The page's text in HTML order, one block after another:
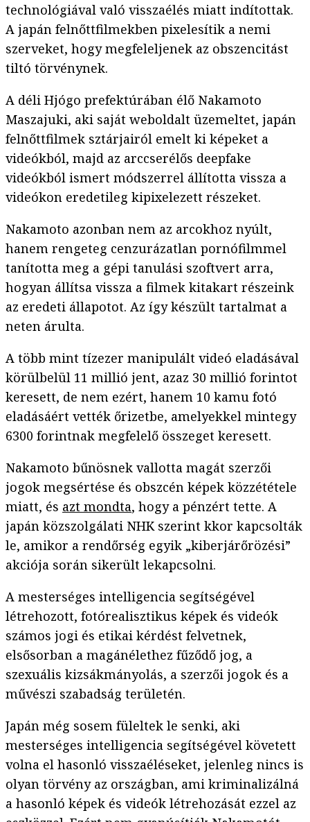
technológiával való visszaélés miatt indítottak.
A japán felnőttfilmekben pixelesítik a nemi
szerveket, hogy megfeleljenek az obszencitást
tiltó törvénynek.
A déli Hjógo prefektúrában élő Nakamoto
Maszajuki, aki saját weboldalt üzemeltet, japán
felnőttfilmek sztárjairól emelt ki képeket a
videókból, majd az arccserélős deepfake
videókból ismert módszerrel állította vissza a
videókon eredetileg kipixelezett részeket.
Nakamoto azonban nem az arcokhoz nyúlt,
hanem rengeteg cenzurázatlan pornófilmmel
tanította meg a gépi tanulási szoftvert arra,
hogyan állítsa vissza a filmek kitakart részeink
az eredeti állapotot. Az így készült tartalmat a
neten árulta.
A több mint tízezer manipulált videó eladásával
körülbelül 11 millió jent, azaz 30 millió forintot
keresett, de nem ezért, hanem 10 kamu fotó
eladásáért vették őrizetbe, amelyekkel mintegy
6300 forintnak megfelelő összeget keresett.
Nakamoto bűnösnek vallotta magát szerzői
jogok megsértése és obszcén képek közzététele
miatt, és azt mondta, hogy a pénzért tette. A
japán közszolgálati NHK szerint kkor kapcsolták
le, amikor a rendőrség egyik „kiberjárőrözési”
akciója során sikerült lekapcsolni.
A mesterséges intelligencia segítségével
létrehozott, fotórealisztikus képek és videók
számos jogi és etikai kérdést felvetnek,
elsősorban a magánélethez fűződő jog, a
szexuális kizsákmányolás, a szerzői jogok és a
művészi szabadság területén.
Japán még sosem füleltek le senki, aki
mesterséges intelligencia segítségével követett
volna el hasonló visszaéléseket, jelenleg nincs is
olyan törvény az országban, ami kriminalizálná
a hasonló képek és videók létrehozását ezzel az